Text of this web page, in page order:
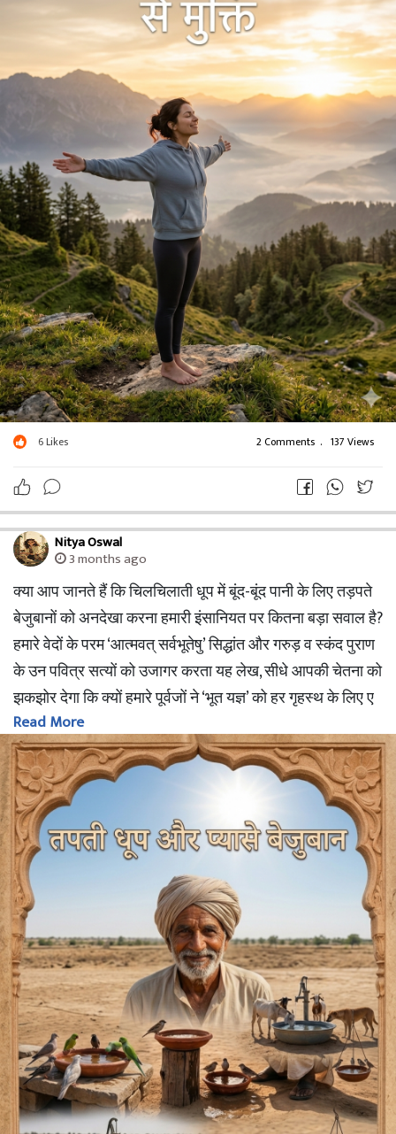
जाले में ले जाएगा जहां आप सामान्य मानसिक थकान और डिप्रेशन के
बीच के छिपे हुए लक्षणों को पहचानना सीखेंगे। इसके साथ ही आप यह
भी जान पाएंगे कि रोजमर्रा की जिंदगी का दबाव और हार्मोनल बदलाव ह
मारी मानसिक सेहत को कैसे प्रभावित करते हैं। इस लेख में दिमाग को
शांत करने वाली तकनीकों, योग, सही डाइट और ‘नो’ कहने की आदत
जैसे अचूक उपायों को बहुत ही सरल तरीके से समझाया गया है। यह
व्यावहारिक गाइड आपको रोजमर्रा की उन 3 आदतों से रूबरू कराएगा
जो आपके खोए हुए आत्मविश्वास को वापस ला सकती हैं और आपको
बिना झिझक के थेरेपिस्ट या अपनों से बात करने की ताकत देगी। यह
सिर्फ एक आर्टिकल नहीं है बल्कि आपकी जिंदगी बदलने वाला एक ज
रिया है जो आपको मानसिक रूप से मजबूत बनाना सिखाता है। उठिए, इ
स लेख को पूरा पढ़िए, अपने मन के बोझ को कम कीजिए और अपनी
जिंदगी की कमान फिर से अपने हाथों में लीजिए।
https://www.matrubharti.com/book/19993939/tanaav-
aur-depression-se-mukti-1
6Likes 2 Comments . 137 Views
Nitya Oswal
3 months ago
क्या आप जानते हैं कि चिलचिलाती धूप में बूंद-बूंद पानी के लिए तड़पते
बेजुबानों को अनदेखा करना हमारी इंसानियत पर कितना बड़ा सवाल है?
हमारे वेदों के परम ‘आत्मवत् सर्वभूतेषु’ सिद्धांत और गरुड़ व स्कंद पुराण
के उन पवित्र सत्यों को उजागर करता यह लेख, सीधे आपकी चेतना को
झकझोर देगा कि क्यों हमारे पूर्वजों ने ‘भूत यज्ञ’ को हर गृहस्थ के लिए ए
क अनिवार्य कर्तव्य बनाया था। यह सिर्फ एक लेख नहीं, बल्कि भीषण गर्मी
में दम तोड़ते मूक प्राणियों की मर्मस्पर्शी पुकार और साक्षात ईश्वर की
सेवा का वह दिव्य मार्ग है जिससे हर मनुष्य को जुड़ना चाहिए। चिल
चिलाती धूप के इस दौर में आपका एक छोटा सा संवेदनशील प्रयास
कैसे किसी बेजुबान के लिए जीवनदान और आपके जीवन के लिए अक्षय
पुण्य का वरदान बन सकता है, यह जानने के लिए इस विशेष प्रस्तुति को
पूरा पढ़ें और बेजुबानों के मददगार बनें।
https://www.matrubharti.com/book/19992956/n-a
Read More